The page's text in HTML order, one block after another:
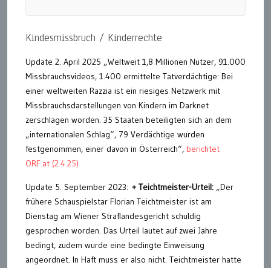
Kindesmissbruch / Kinderrechte
Update 2. April 2025 „Weltweit 1,8 Millionen Nutzer, 91.000
Missbrauchsvideos, 1.400 ermittelte Tatverdächtige: Bei
einer weltweiten Razzia ist ein riesiges Netzwerk mit
Missbrauchsdarstellungen von Kindern im Darknet
zerschlagen worden. 35 Staaten beteiligten sich an dem
„internationalen Schlag“, 79 Verdächtige wurden
festgenommen, einer davon in Österreich“, berichtet
ORF.at (2.4.25)
Update 5. September 2023: + Teichtmeister-Urteil: „Der
frühere Schauspielstar Florian Teichtmeister ist am
Dienstag am Wiener Straflandesgericht schuldig
gesprochen worden. Das Urteil lautet auf zwei Jahre
bedingt, zudem wurde eine bedingte Einweisung
angeordnet. In Haft muss er also nicht. Teichtmeister hatte